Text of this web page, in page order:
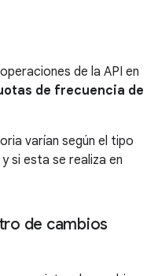
de la API en
de frecuencia de
varían según el tipo
si esta se realiza en
de cambios